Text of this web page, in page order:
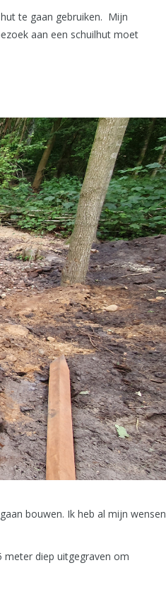
te gaan gebruiken. Mijn
aan een schuilhut moet
bouwen. Ik heb al mijn wensen
meter diep uitgegraven om